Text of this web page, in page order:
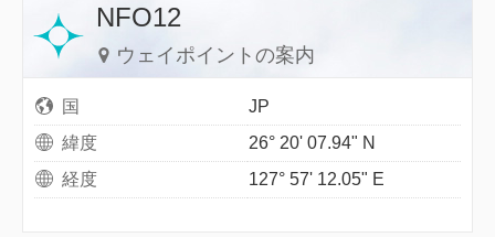
NFO12
ウェイポイントの案内
国
JP
緯度
26° 20' 07.94" N
経度
127° 57' 12.05" E